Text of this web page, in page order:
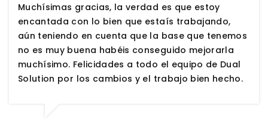
Muchísimas gracias, la verdad es que estoy
encantada con lo bien que estaís trabajando,
aún teniendo en cuenta que la base que tenemos
no es muy buena habéis conseguido mejorarla
muchísimo. Felicidades a todo el equipo de Dual
Solution por los cambios y el trabajo bien hecho.